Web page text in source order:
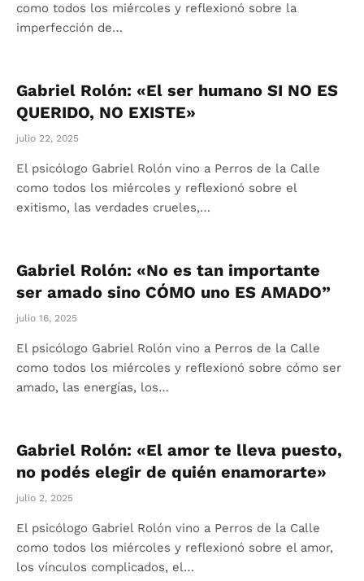
como todos los miércoles y reflexionó sobre la
imperfección de…
Gabriel Rolón: «El ser humano SI NO ES
QUERIDO, NO EXISTE»
julio 22, 2025
El psicólogo Gabriel Rolón vino a Perros de la Calle
como todos los miércoles y reflexionó sobre el
exitismo, las verdades crueles,…
Gabriel Rolón: «No es tan importante
ser amado sino CÓMO uno ES AMADO”
julio 16, 2025
El psicólogo Gabriel Rolón vino a Perros de la Calle
como todos los miércoles y reflexionó sobre cómo ser
amado, las energías, los…
Gabriel Rolón: «El amor te lleva puesto,
no podés elegir de quién enamorarte»
julio 2, 2025
El psicólogo Gabriel Rolón vino a Perros de la Calle
como todos los miércoles y reflexionó sobre el amor,
los vínculos complicados, el…